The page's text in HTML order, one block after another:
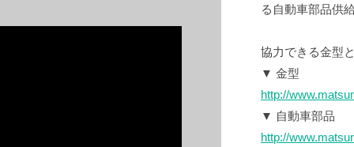
る自動車部品供
協力できる金型
▼ 金型
http://
▼ 自動車部品
http://